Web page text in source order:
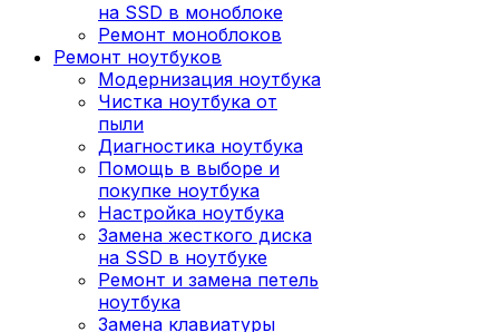
на SSD в моноблоке
Ремонт моноблоков
Ремонт ноутбуков
Модернизация ноутбука
Чистка ноутбука от
пыли
Диагностика ноутбука
Помощь в выборе и
покупке ноутбука
Настройка ноутбука
Замена жесткого диска
на SSD в ноутбуке
Ремонт и замена петель
ноутбука
Замена клавиатуры